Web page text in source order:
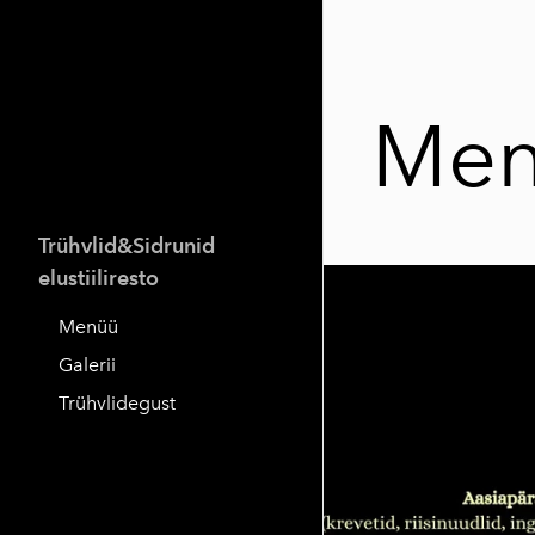
Trühvlid&Sidrunid
elustiiliresto
Menüü
Galerii
Trühvlidegust